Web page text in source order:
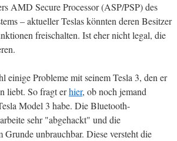
AMD Secure Processor (ASP/PSP) des
– aktueller Teslas könnten deren Besitzer
freischalten. Ist eher nicht legal, die
einige Probleme mit seinem Tesla 3, den er
liebt. So fragt erhier, ob noch jemand
Model 3 habe. Die Bluetooth-
sehr "abgehackt" und die
Grunde unbrauchbar. Diese versteht die